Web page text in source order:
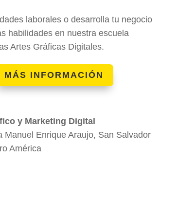
laborales o desarrolla tu negocio
habilidades en nuestra escuela
Artes Gráficas Digitales.
MÁS INFORMACIÓN
y Marketing Digital
Enrique Araujo, San Salvador
América